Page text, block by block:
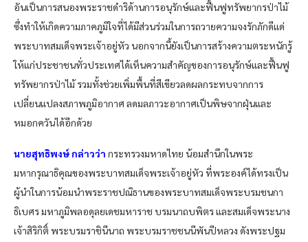
อันเป็นการสนองพระราชดำริด้านการอนุรักษ์และฟื้นฟูทรัพยากรป่าไม้
ซึ่งทำให้เกิดความภาคภูมิใจที่ได้มีส่วนร่วมในการถวายความจงรักภักดีแด่
พระบาทสมเด็จพระเจ้าอยู่หัว นอกจากนี้ยังเป็นการสร้างความตระหนักรู้
ให้แก่ประชาชนทั่วประเทศได้เห็นความสำคัญของการอนุรักษ์และฟื้นฟู
ทรัพยากรป่าไม้ รวมทั้งช่วยเพิ่มพื้นที่สีเขียวลดผลกระทบจากการ
เปลี่ยนแปลงสภาพภูมิอากาศ ลดมลภาวะอากาศเป็นพิษจากฝุ่นและ
หมอกควันได้อีกด้วย
นายสุทธิพงษ์ กล่าวว่า กระทรวงมหาดไทย น้อมสำนึกในพระ
มหากรุณาธิคุณของพระบาทสมเด็จพระเจ้าอยู่หัว ที่พระองค์ได้ทรงเป็น
ผู้นำในการน้อมนำพระราชปณิธานของพระบาทสมเด็จพระบรมชนกา
ธิเบศร มหาภูมิพลอดุลยเดชมหาราช บรมนาถบพิตร และสมเด็จพระนาง
เจ้าสิริกิติ์ พระบรมราชินีนาถ พระบรมราชชนนีพันปีหลวง ดังพระปฐม